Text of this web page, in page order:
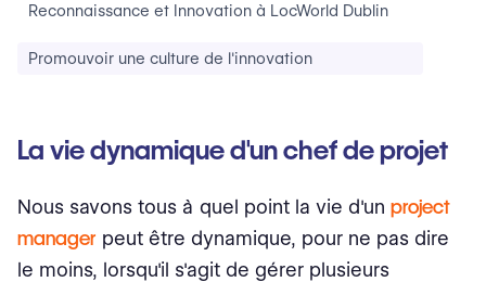
Reconnaissance et Innovation à LocWorld Dublin
Promouvoir une culture de l'innovation
La vie dynamique d'un chef de projet
Nous savons tous à quel point la vie d'un project
manager peut être dynamique, pour ne pas dire
le moins, lorsqu'il s'agit de gérer plusieurs